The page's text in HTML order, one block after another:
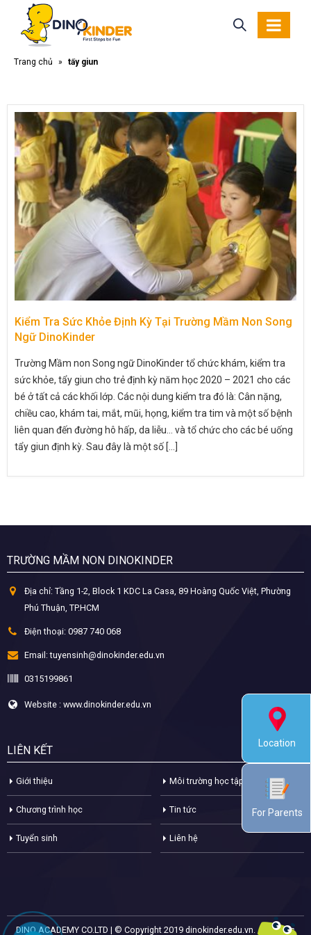
Trang chủ » tẩy giun
Kiểm Tra Sức Khỏe Định Kỳ Tại Trường Mầm Non Song
Ngữ DinoKinder
Trường Mầm non Song ngữ DinoKinder tổ chức khám, kiểm tra
sức khỏe, tẩy giun cho trẻ định kỳ năm học 2020 – 2021 cho các
bé ở tất cả các khối lớp. Các nội dung kiểm tra đó là: Cân nặng,
chiều cao, khám tai, mắt, mũi, họng, kiểm tra tim và một số bệnh
liên quan đến đường hô hấp, da liễu… và tổ chức cho các bé uống
tẩy giun định kỳ. Sau đây là một số [...]
TRƯỜNG MẦM NON DINOKINDER
Địa chỉ: Tầng 1-2, Block 1 KDC La Casa, 89 Hoàng Quốc Việt, Phường
Phú Thuận, TP.HCM
Điện thoại: 0987 740 068
Email: tuyensinh@dinokinder.edu.vn
0315199861
Website : www.dinokinder.edu.vn
LIÊN KẾT
Giới thiệu
Chương trình học
Tuyển sinh
Môi trường học tập
Tin tức
Liên hệ
DINO ACADEMY CO.LTD | © Copyright 2019 dinokinder.edu.vn. All Rights
Location
For Parents